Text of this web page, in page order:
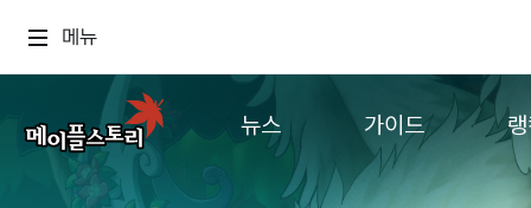
메뉴
뉴스 가이드